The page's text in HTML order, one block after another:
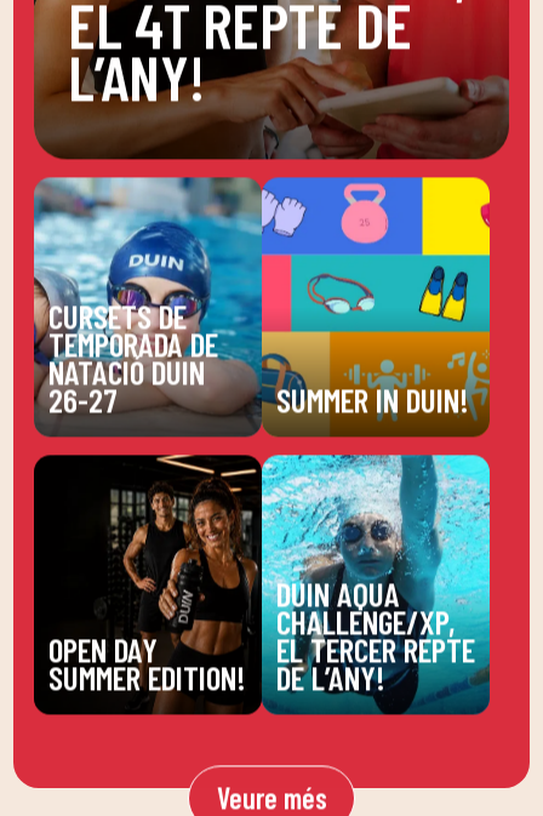
EL 4T REPTE DE
L’ANY!
CURSETS DE
TEMPORADA DE
NATACIÓ DUIN
26-27 SUMMER IN DUIN!
OPEN DAY
SUMMER EDITION!
DUIN AQUA
CHALLENGE/XP,
EL TERCER REPTE
DE L’ANY!
Veure més